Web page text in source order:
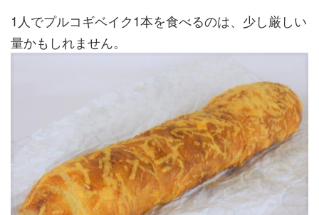
1人でプルコギベイク1本を食べるのは、少し厳しい
量かもしれません。